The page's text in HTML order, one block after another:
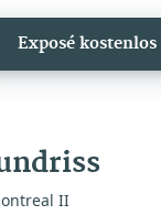
Exposé
II